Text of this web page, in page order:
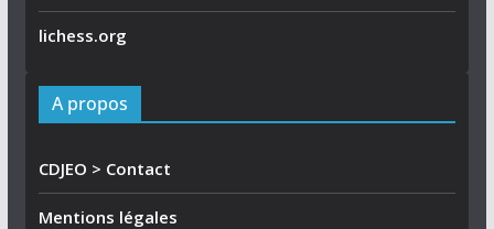
lichess.org
A propos
CDJEO > Contact
Mentions légales